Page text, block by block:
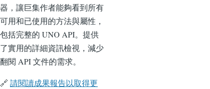
器，讓巨集作者能夠看到所有
可用和已使用的方法與屬性，
包括完整的 UNO API。提供
了實用的詳細資訊檢視，減少
翻閱 API 文件的需求。
🔗 請閱讀成果報告以取得更